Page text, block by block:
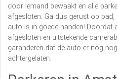
door iemand bewaakt en alle
afgesloten. Ga dus gerust op
auto is in goede handen! Doordat
afgesloten en uitstekende
garanderen dat de auto er nog
achtergelaten.